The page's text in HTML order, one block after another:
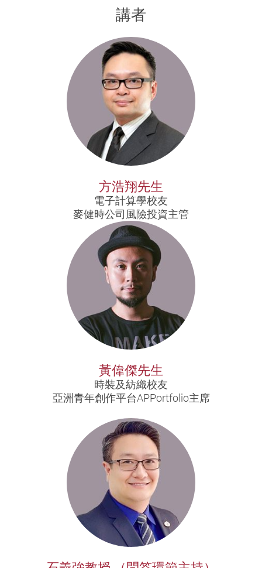
講者
方浩翔先生
電子計算學校友
麥健時公司風險投資主管
黃偉傑先生
時裝及紡織校友
亞洲青年創作平台APPortfolio主席